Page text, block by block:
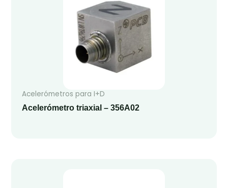
Acelerómetros para I+D
Acelerómetro triaxial – 356A02